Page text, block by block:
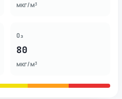
мкг/м³
O₃
80
мкг/м³